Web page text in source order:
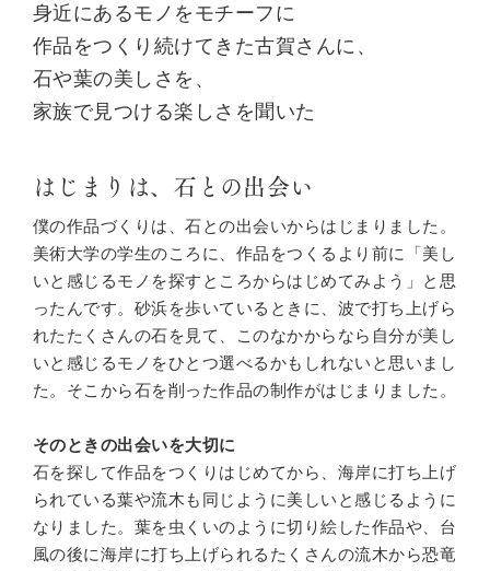
身近にあるモノをモチーフに
作品をつくり続けてきた古賀さんに、
石や葉の美しさを、
家族で見つける楽しさを聞いた
はじまりは、石との出会い
僕の作品づくりは、石との出会いからはじまりました。
美術大学の学生のころに、作品をつくるより前に「美し
いと感じるモノを探すところからはじめてみよう」と思
ったんです。砂浜を歩いているときに、波で打ち上げら
れたたくさんの石を見て、このなかからなら自分が美し
いと感じるモノをひとつ選べるかもしれないと思いまし
た。そこから石を削った作品の制作がはじまりました。
そのときの出会いを大切に
石を探して作品をつくりはじめてから、海岸に打ち上げ
られている葉や流木も同じように美しいと感じるように
なりました。葉を虫くいのように切り絵した作品や、台
風の後に海岸に打ち上げられるたくさんの流木から恐竜